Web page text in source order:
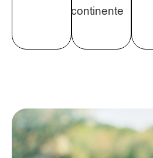
continente